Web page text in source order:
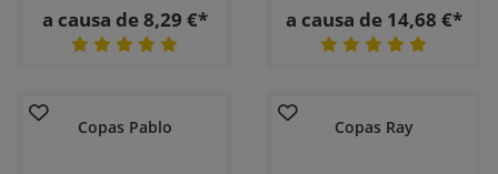
a causa de 8,29 €* a causa de 14,68 €*
Copas Pablo Copas Ray